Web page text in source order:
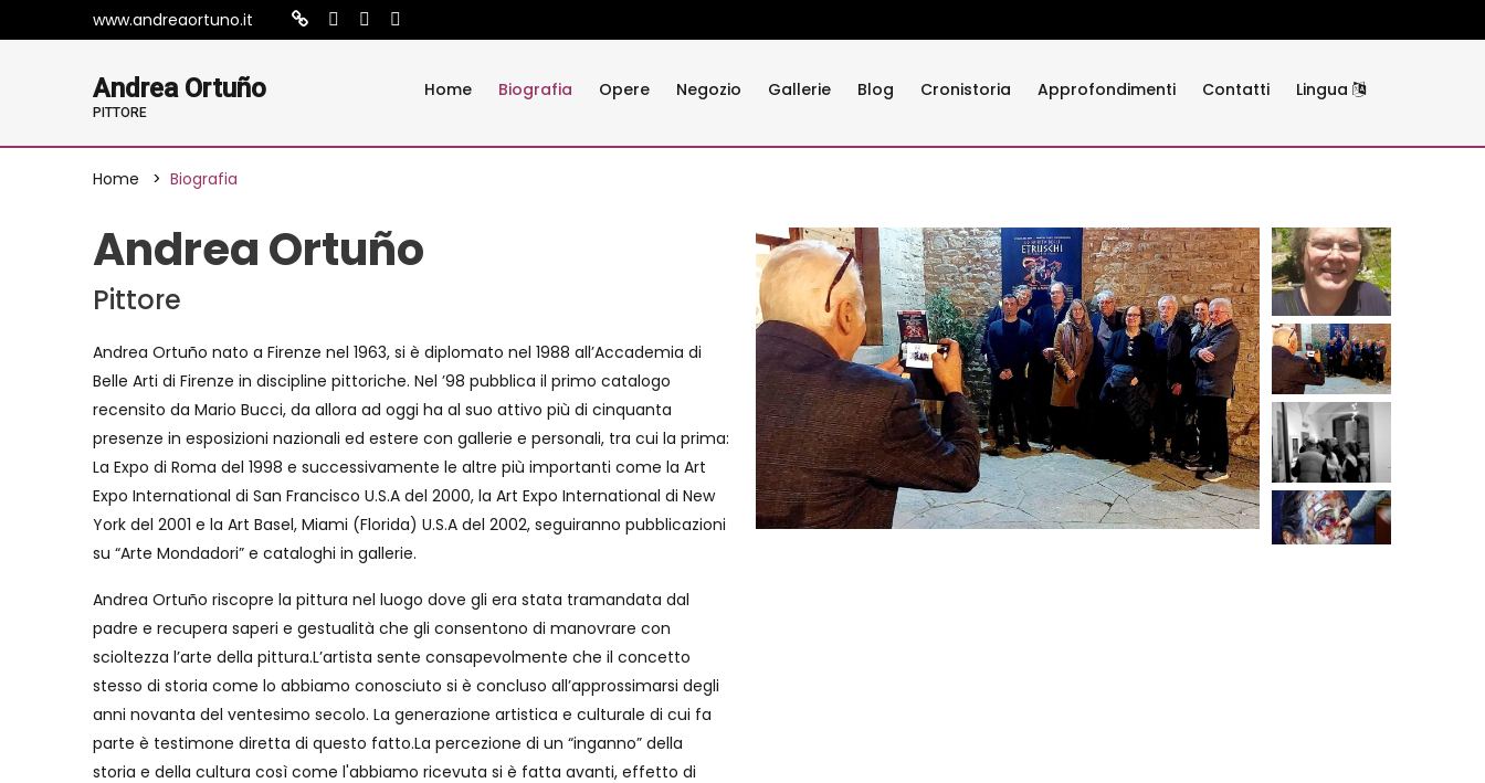
www.andreaortuno.it
Andrea Ortuño
PITTORE
Home Biografia Opere Negozio Gallerie Blog Cronistoria Approfondimenti Contatti Lingua
Home Biografia
Andrea Ortuño
Pittore
Andrea Ortuño nato a Firenze nel 1963, si è diplomato nel 1988 all’Accademia di
Belle Arti di Firenze in discipline pittoriche. Nel ’98 pubblica il primo catalogo
recensito da Mario Bucci, da allora ad oggi ha al suo attivo più di cinquanta
presenze in esposizioni nazionali ed estere con gallerie e personali, tra cui la prima:
La Expo di Roma del 1998 e successivamente le altre più importanti come la Art
Expo International di San Francisco U.S.A del 2000, la Art Expo International di New
York del 2001 e la Art Basel, Miami (Florida) U.S.A del 2002, seguiranno pubblicazioni
su “Arte Mondadori” e cataloghi in gallerie.
Andrea Ortuño riscopre la pittura nel luogo dove gli era stata tramandata dal
padre e recupera saperi e gestualità che gli consentono di manovrare con
scioltezza l’arte della pittura.L’artista sente consapevolmente che il concetto
stesso di storia come lo abbiamo conosciuto si è concluso all’approssimarsi degli
anni novanta del ventesimo secolo. La generazione artistica e culturale di cui fa
parte è testimone diretta di questo fatto.La percezione di un “inganno” della
storia e della cultura così come l'abbiamo ricevuta si è fatta avanti, effetto di